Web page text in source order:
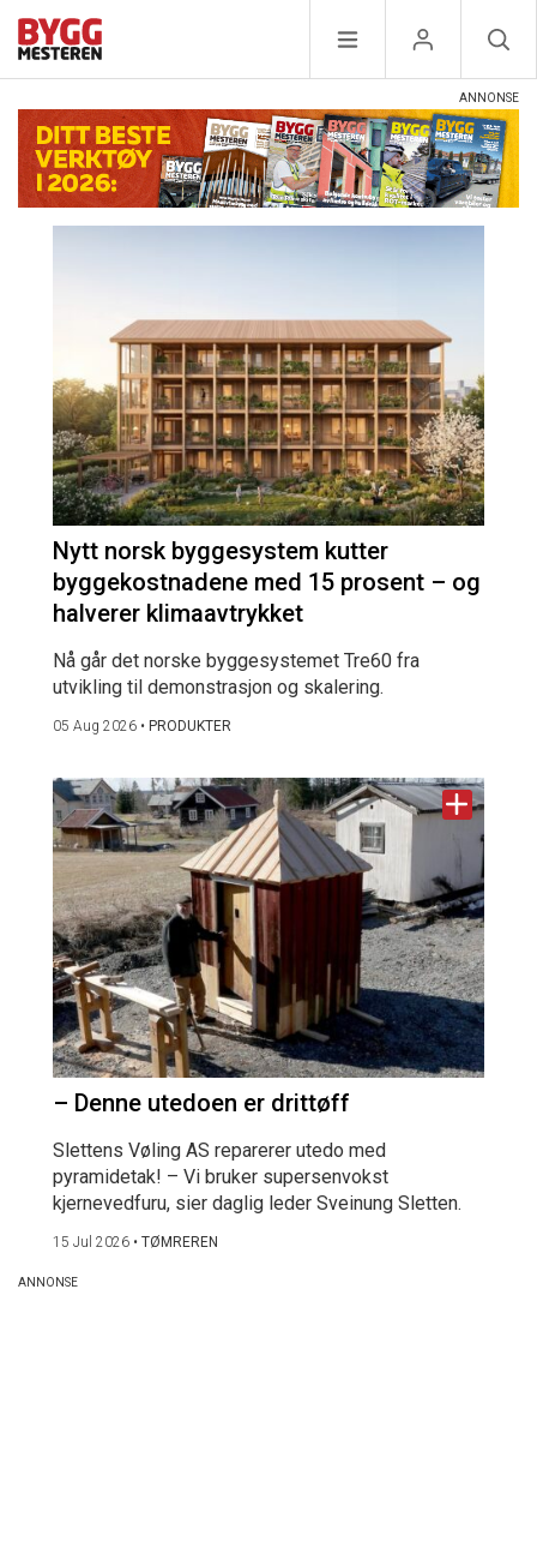
Nytt norsk byggesystem kutter
byggekostnadene med 15 prosent – og
halverer klimaavtrykket
Nå går det norske byggesystemet Tre60 fra
utvikling til demonstrasjon og skalering.
05 Aug 2026 • PRODUKTER
– Denne utedoen er drittøff
Slettens Vøling AS reparerer utedo med
pyramidetak! – Vi bruker supersenvokst
kjernevedfuru, sier daglig leder Sveinung Sletten.
15 Jul 2026 • TØMREREN